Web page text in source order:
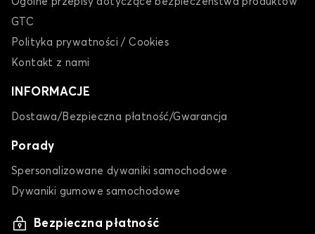
GTC
Polityka prywatności / Cookies
Kontakt z nami
INFORMACJE
Dostawa/Bezpieczna płatność/Gwarancja
Porady
Spersonalizowane dywaniki samochodowe
Dywaniki gumowe samochodowe
Bezpieczna płatność